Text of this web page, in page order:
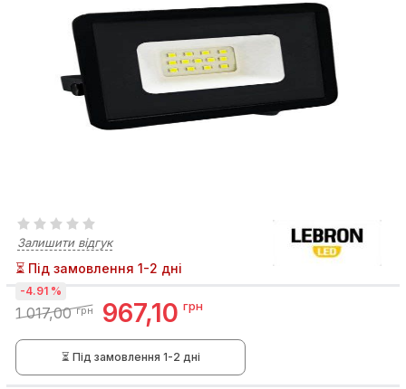
Залишити відгук
⏳ Під замовлення 1-2 дні
1 017,00 грн 967,10 грн
-4.91 %
⏳ Під замовлення 1-2 дні